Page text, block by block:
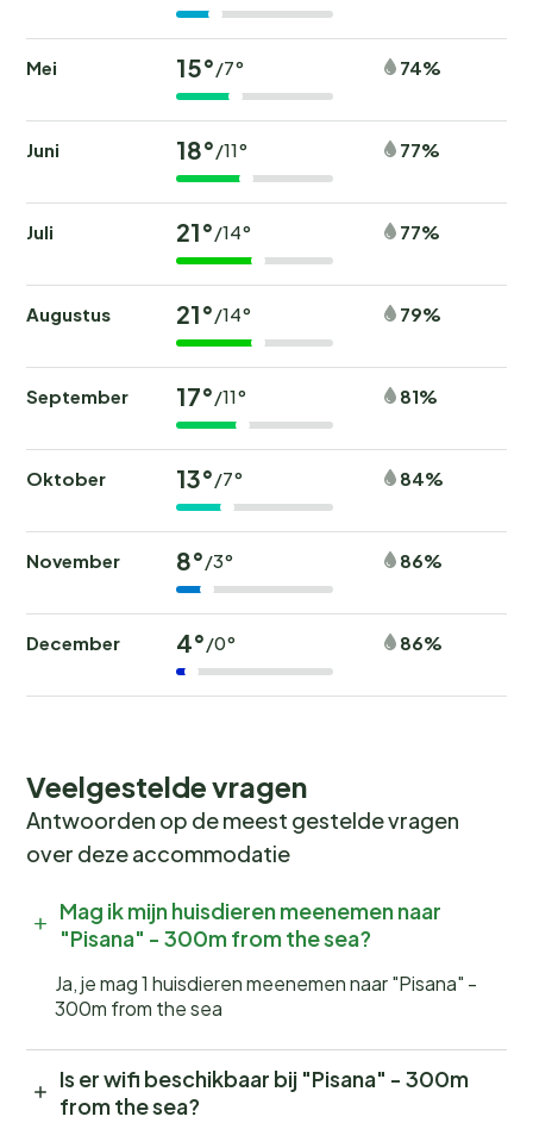
Mei 15°/7° 74%
Juni 18°/11° 77%
Juli 21°/14° 77%
Augustus 21°/14° 79%
September 17°/11° 81%
Oktober 13°/7° 84%
November 8°/3° 86%
December 4°/0° 86%
Veelgestelde vragen
Antwoorden op de meest gestelde vragen
over deze accommodatie
Mag ik mijn huisdieren meenemen naar
"Pisana" - 300m from the sea?
Ja, je mag 1 huisdieren meenemen naar "Pisana" -
300m from the sea
Is er wifi beschikbaar bij "Pisana" - 300m
from the sea?